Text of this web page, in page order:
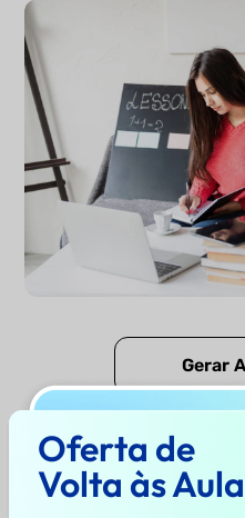
Gerar
Por Que Usar
Respostas a
Oferta de
Volta às